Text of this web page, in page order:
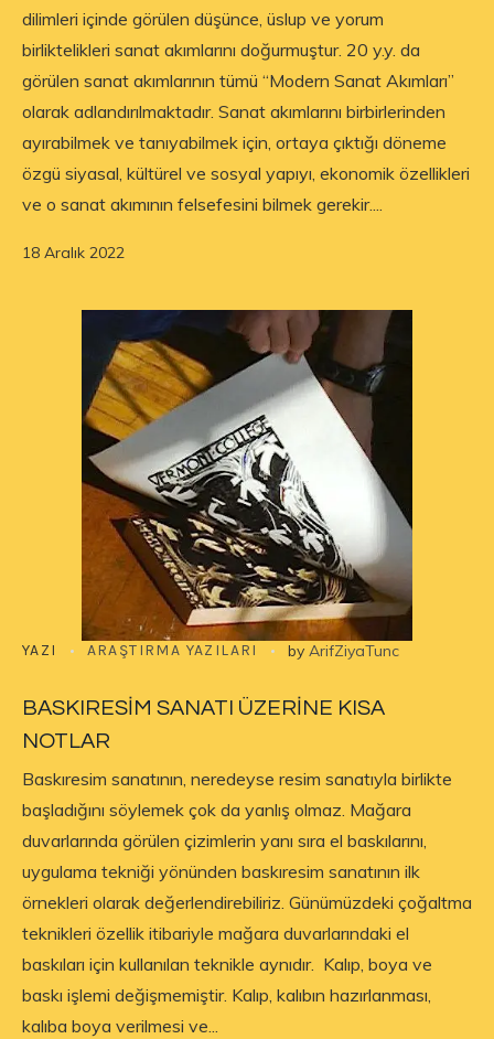
dilimleri içinde görülen düşünce, üslup ve yorum
birliktelikleri sanat akımlarını doğurmuştur. 20 y.y. da
görülen sanat akımlarının tümü “Modern Sanat Akımları”
olarak adlandırılmaktadır. Sanat akımlarını birbirlerinden
ayırabilmek ve tanıyabilmek için, ortaya çıktığı döneme
özgü siyasal, kültürel ve sosyal yapıyı, ekonomik özellikleri
ve o sanat akımının felsefesini bilmek gerekir....
18 Aralık 2022
YAZI ARAŞTIRMA YAZILARI by ArifZiyaTunc
BASKIRESİM SANATI ÜZERİNE KISA
NOTLAR
Baskıresim sanatının, neredeyse resim sanatıyla birlikte
başladığını söylemek çok da yanlış olmaz. Mağara
duvarlarında görülen çizimlerin yanı sıra el baskılarını,
uygulama tekniği yönünden baskıresim sanatının ilk
örnekleri olarak değerlendirebiliriz. Günümüzdeki çoğaltma
teknikleri özellik itibariyle mağara duvarlarındaki el
baskıları için kullanılan teknikle aynıdır. Kalıp, boya ve
baskı işlemi değişmemiştir. Kalıp, kalıbın hazırlanması,
kalıba boya verilmesi ve...